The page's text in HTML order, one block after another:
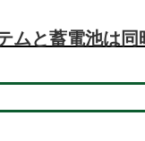
ムと蓄電池は